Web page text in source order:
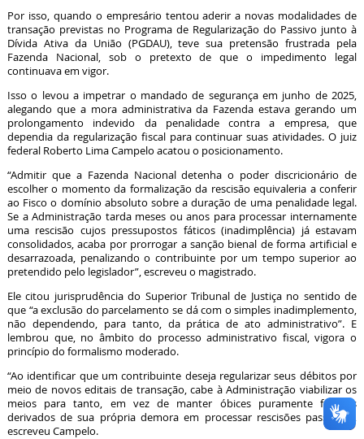
Por isso, quando o empresário tentou aderir a novas modalidades de
transação previstas no Programa de Regularização do Passivo junto à
Dívida Ativa da União (PGDAU), teve sua pretensão frustrada pela
Fazenda Nacional, sob o pretexto de que o impedimento legal
continuava em vigor.
Isso o levou a impetrar o mandado de segurança em junho de 2025,
alegando que a mora administrativa da Fazenda estava gerando um
prolongamento indevido da penalidade contra a empresa, que
dependia da regularização fiscal para continuar suas atividades. O juiz
federal Roberto Lima Campelo acatou o posicionamento.
“Admitir que a Fazenda Nacional detenha o poder discricionário de
escolher o momento da formalização da rescisão equivaleria a conferir
ao Fisco o domínio absoluto sobre a duração de uma penalidade legal.
Se a Administração tarda meses ou anos para processar internamente
uma rescisão cujos pressupostos fáticos (inadimplência) já estavam
consolidados, acaba por prorrogar a sanção bienal de forma artificial e
desarrazoada, penalizando o contribuinte por um tempo superior ao
pretendido pelo legislador”, escreveu o magistrado.
Ele citou jurisprudência do Superior Tribunal de Justiça no sentido de
que “a exclusão do parcelamento se dá com o simples inadimplemento,
não dependendo, para tanto, da prática de ato administrativo”. E
lembrou que, no âmbito do processo administrativo fiscal, vigora o
princípio do formalismo moderado.
“Ao identificar que um contribuinte deseja regularizar seus débitos por
meio de novos editais de transação, cabe à Administração viabilizar os
meios para tanto, em vez de manter óbices puramente formais
derivados de sua própria demora em processar rescisões passadas”,
escreveu Campelo.